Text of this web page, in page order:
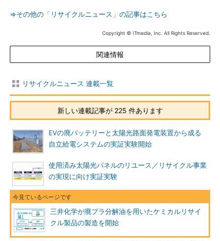
⇒その他の「リサイクルニュース」の記事はこちら
Copyright © ITmedia, Inc. All Rights Reserved.
関連情報
リサイクルニュース 連載一覧
新しい連載記事が 225 件あります
EVの廃バッテリーと太陽光路面発電装置から成る
自立給電システムの実証実験開始
使用済み太陽光パネルのリユース／リサイクル事業
の実現に向け実証実験
三井化学が廃プラ分解油を用いたケミカルリサイ
クル製品の製造を開始